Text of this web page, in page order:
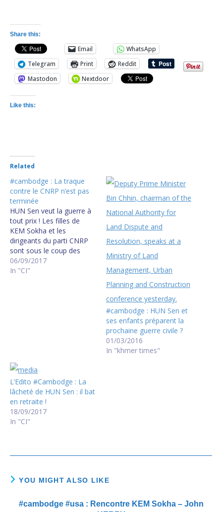
Share this:
Email
WhatsApp
Telegram
Print
Reddit
Mastodon
Nextdoor
Like this:
Related
#cambodge : La traque
contre le CNRP n’est pas
terminée
HUN Sen veut la guerre à
tout prix ! Les filles de
KEM Sokha et les
dirigeants du parti CNRP
sont sous le coup des
arrestations de HUN Sen.
Les pays signataires des
06/09/2017
In "CI"
#cambodge : HUN Sen et
ses enfants préparent la
prochaine guerre civile ?
01/03/2016
In "khmer times"
L’Edito #Cambodge : La
lâcheté de HUN Sen : il bat
en retraite !
18/09/2017
In "CI"
YOU MIGHT ALSO LIKE
#cambodge #usa : Rencontre KEM Sokha – John